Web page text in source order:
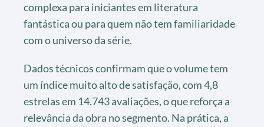
complexa para iniciantes em literatura
fantástica ou para quem não tem familiaridade
com o universo da série.
Dados técnicos confirmam que o volume tem
um índice muito alto de satisfação, com 4,8
estrelas em 14.743 avaliações, o que reforça a
relevância da obra no segmento. Na prática, a